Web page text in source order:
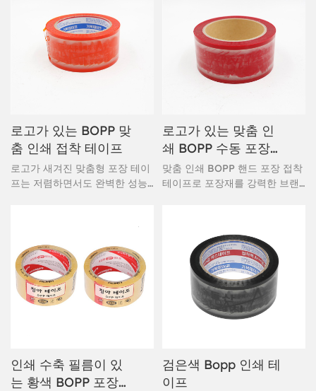
상표 테이프로 평가받고 있습니
다. 빠르고 쉽게 떼어낼 수 있어
더욱 빠른 밀봉이 가능합니다.
테이프는 다양한 기후 조건에서
도 견고한 밀봉을 보장하는 동시
에 브랜드 인지도를 높여줍니다.
물류, 전자상거래 및 산업용 포장
에 적합하며, 글로벌 공급망에 비
로고가 있는 BOPP 맞
춤 인쇄 접착 테이프
로고가 새겨진 맞춤형 포장 테이
프는 저렴하면서도 완벽한 성능
시 부착되며 뛰어난 밀봉력을 제
공합니다. 까다로운 작업에도 적
합한 고성능 자체 상표 테이프로
평가받고 있습니다. 빠르고 쉽게
떼어낼 수 있어 더욱 빠른 밀봉이
가능합니다.
로고가 있는 맞춤 인
쇄 BOPP 수동 포장
접착 테이프 접착 포
장 테이프
맞춤 인쇄 BOPP 핸드 포장 접착
테이프로 포장재를 강력한 브랜
장재를 브랜드를 알리는 모바일
광고로 탈바꿈시켜 줍니다. 배송
및 취급 과정에서 포장재의 완벽
한 무결성을 보장하는 동시에 브
랜드 가시성을 높이고자 하는 기
업에 이상적입니다.
인쇄 수축 필름이 있
는 황색 BOPP 포장
검은색 Bopp 인쇄 테
이프